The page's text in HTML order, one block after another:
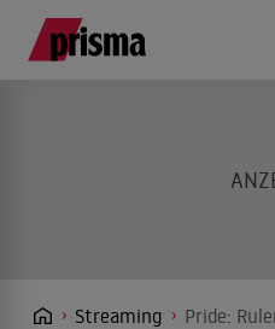
Streaming Pride: